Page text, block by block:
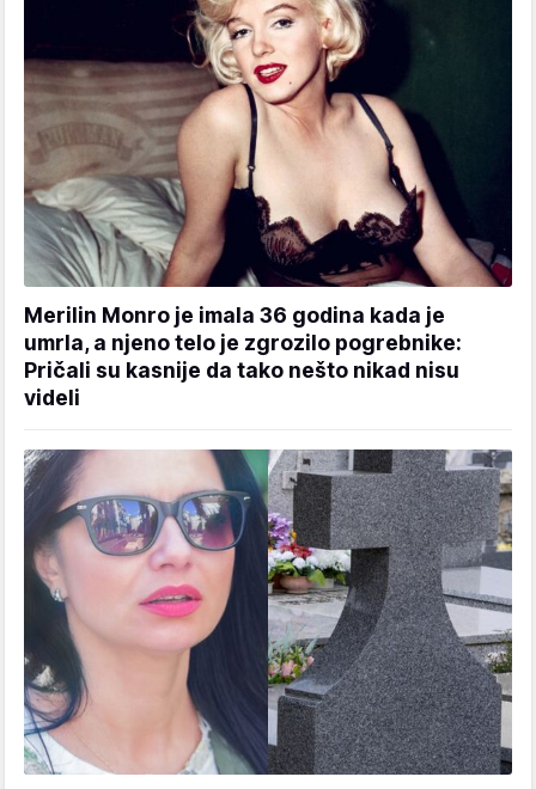
Merilin Monro je imala 36 godina kada je
umrla, a njeno telo je zgrozilo pogrebnike:
Pričali su kasnije da tako nešto nikad nisu
videli